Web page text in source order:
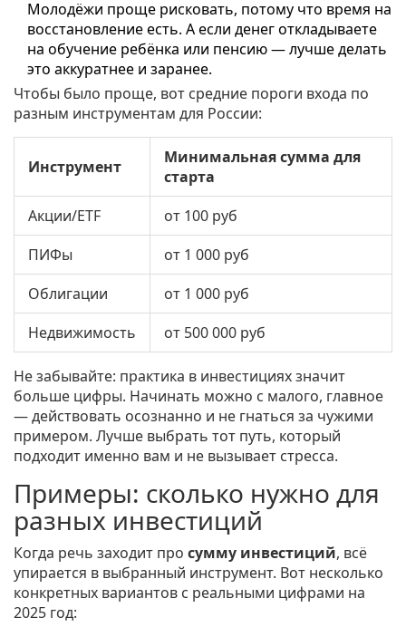
Молодёжи проще рисковать, потому что время на
восстановление есть. А если денег откладываете
на обучение ребёнка или пенсию — лучше делать
это аккуратнее и заранее.
Чтобы было проще, вот средние пороги входа по
разным инструментам для России:
Инструмент
Минимальная сумма для
старта
Акции/ETF
от 100 руб
ПИФы
от 1 000 руб
Облигации
от 1 000 руб
Недвижимость
от 500 000 руб
Не забывайте: практика в инвестициях значит
больше цифры. Начинать можно с малого, главное
— действовать осознанно и не гнаться за чужими
примером. Лучше выбрать тот путь, который
подходит именно вам и не вызывает стресса.
Примеры: сколько нужно для
разных инвестиций
Когда речь заходит про сумму инвестиций, всё
упирается в выбранный инструмент. Вот несколько
конкретных вариантов с реальными цифрами на
2025 год: